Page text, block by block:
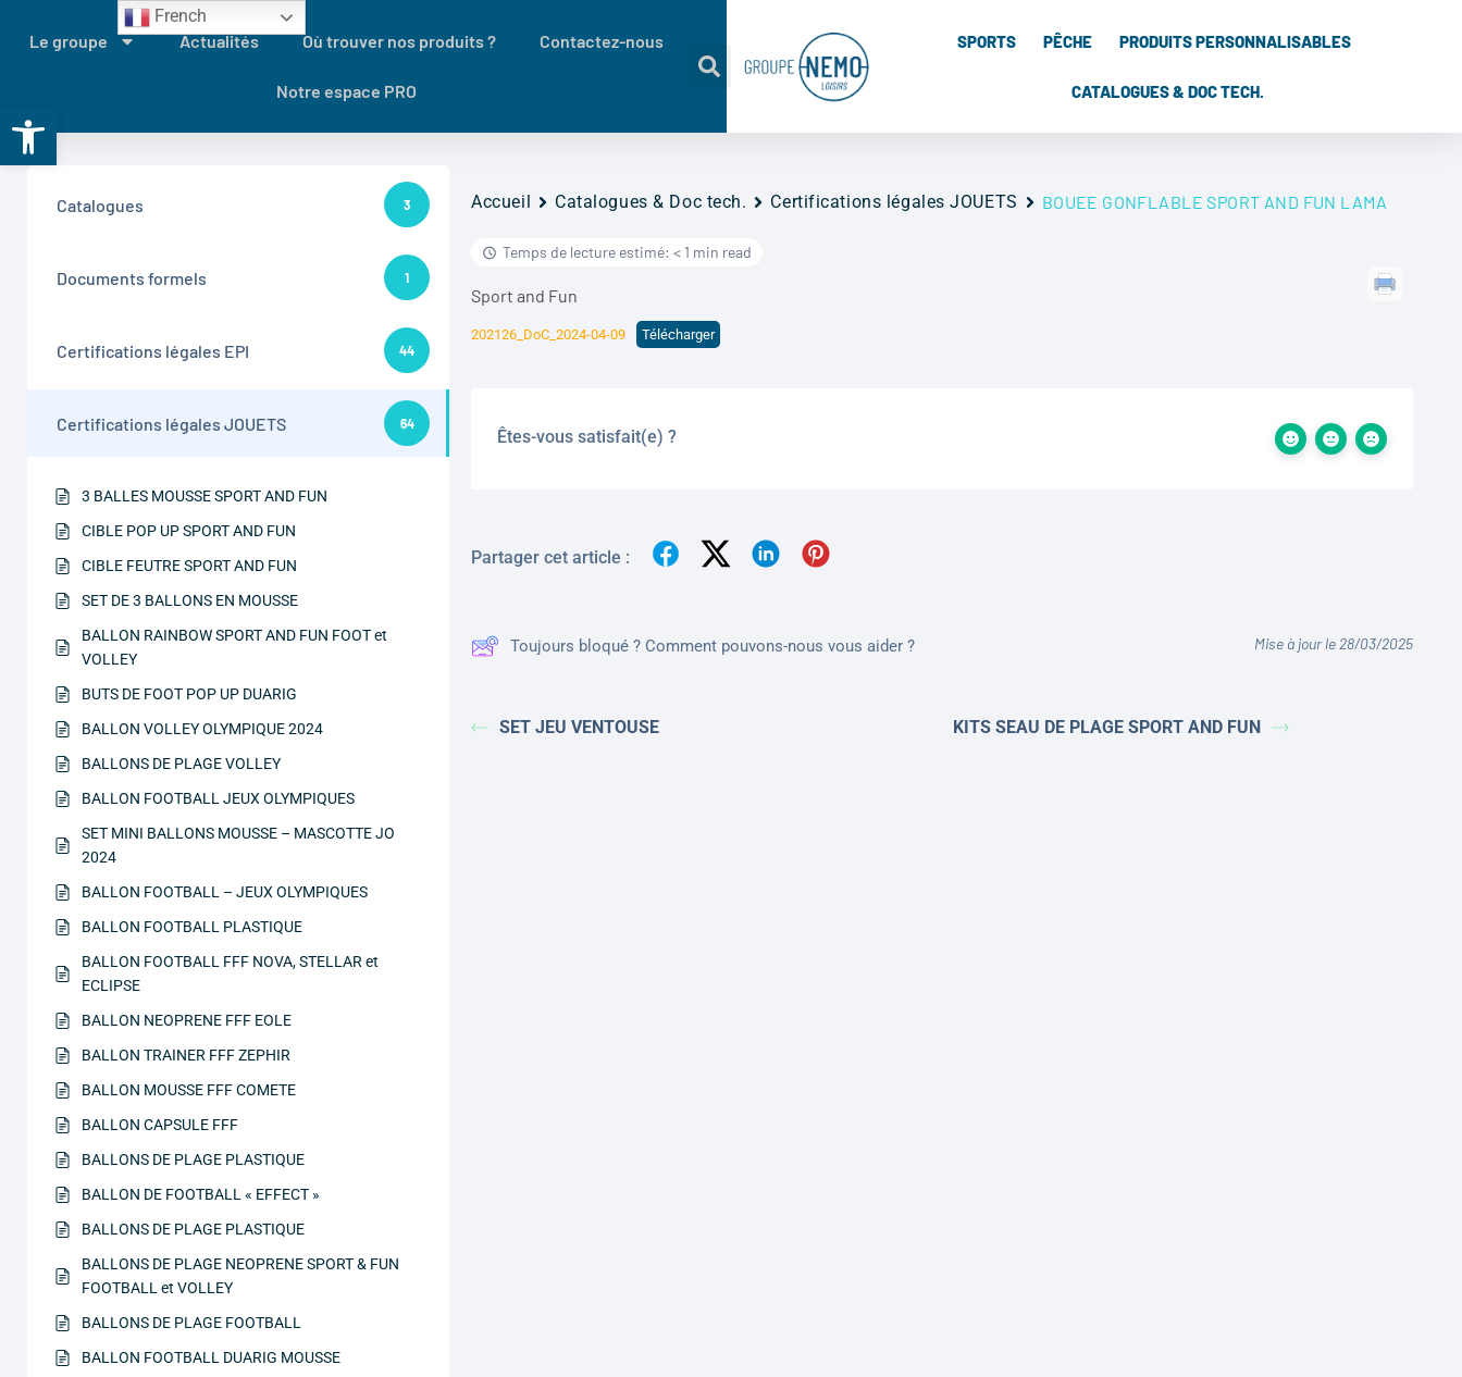
Ouvrir la barre d’outils
Le groupe Actualités Où trouver nos produits ? Contactez-nous
Notre espace PRO
SPORTS PÊCHE PRODUITS PERSONNALISABLES
CATALOGUES & DOC TECH.
Catalogues 3
Documents formels 1
Certifications légales EPI 44
Certifications légales JOUETS 64
3 BALLES MOUSSE SPORT AND FUN
CIBLE POP UP SPORT AND FUN
CIBLE FEUTRE SPORT AND FUN
SET DE 3 BALLONS EN MOUSSE
BALLON RAINBOW SPORT AND FUN FOOT et
VOLLEY
BUTS DE FOOT POP UP DUARIG
BALLON VOLLEY OLYMPIQUE 2024
BALLONS DE PLAGE VOLLEY
BALLON FOOTBALL JEUX OLYMPIQUES
SET MINI BALLONS MOUSSE – MASCOTTE JO
2024
BALLON FOOTBALL – JEUX OLYMPIQUES
BALLON FOOTBALL PLASTIQUE
BALLON FOOTBALL FFF NOVA, STELLAR et
ECLIPSE
BALLON NEOPRENE FFF EOLE
BALLON TRAINER FFF ZEPHIR
BALLON MOUSSE FFF COMETE
BALLON CAPSULE FFF
BALLONS DE PLAGE PLASTIQUE
BALLON DE FOOTBALL « EFFECT »
BALLONS DE PLAGE PLASTIQUE
BALLONS DE PLAGE NEOPRENE SPORT & FUN
FOOTBALL et VOLLEY
BALLONS DE PLAGE FOOTBALL
BALLON FOOTBALL DUARIG MOUSSE
Accueil Catalogues & Doc tech. Certifications légales JOUETS BOUEE GONFLABLE SPORT AND FUN LAMA
Temps de lecture estimé: < 1 min read
Sport and Fun
202126_DoC_2024-04-09 Télécharger
Êtes-vous satisfait(e) ?
Partager cet article :
Toujours bloqué ? Comment pouvons-nous vous aider ? Mise à jour le 28/03/2025
SET JEU VENTOUSE KITS SEAU DE PLAGE SPORT AND FUN
French